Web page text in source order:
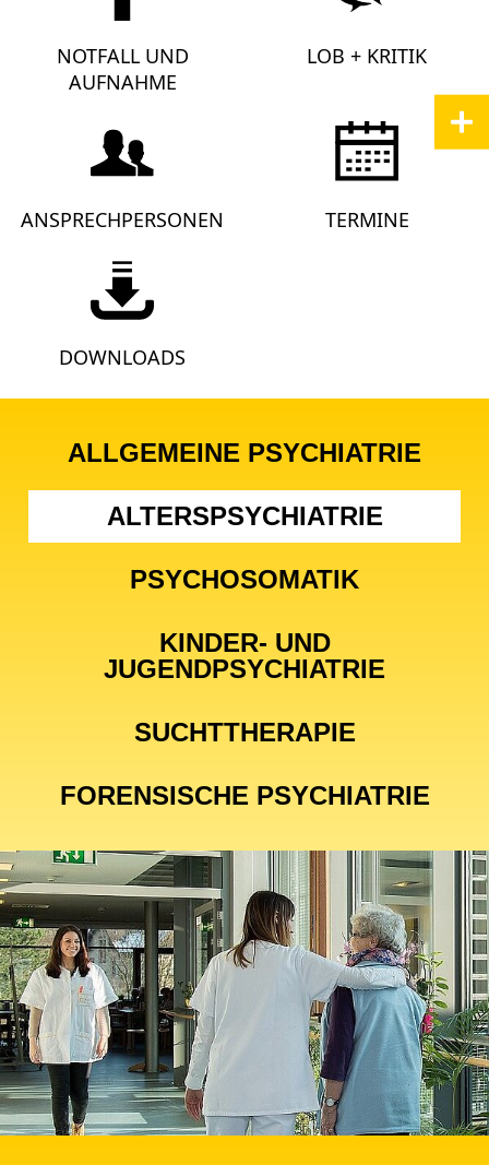
NOTFALL UND
AUFNAHME
LOB + KRITIK
ANSPRECHPERSONEN TERMINE
DOWNLOADS
ALLGEMEINE PSYCHIATRIE
ALTERSPSYCHIATRIE
PSYCHOSOMATIK
KINDER- UND
JUGENDPSYCHIATRIE
SUCHTTHERAPIE
FORENSISCHE PSYCHIATRIE